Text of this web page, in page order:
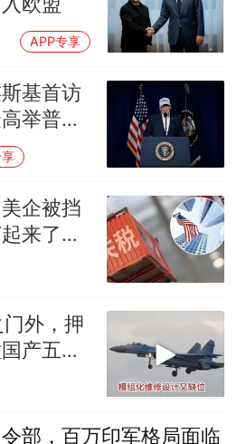
APP专享
基首访
举普京
企被挡
来了，
外，押
产五代
裸奔
部，百万印军格局面临